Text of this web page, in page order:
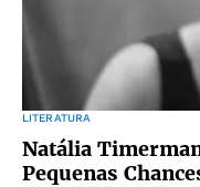
LITERATURA
Natália
Pequenas